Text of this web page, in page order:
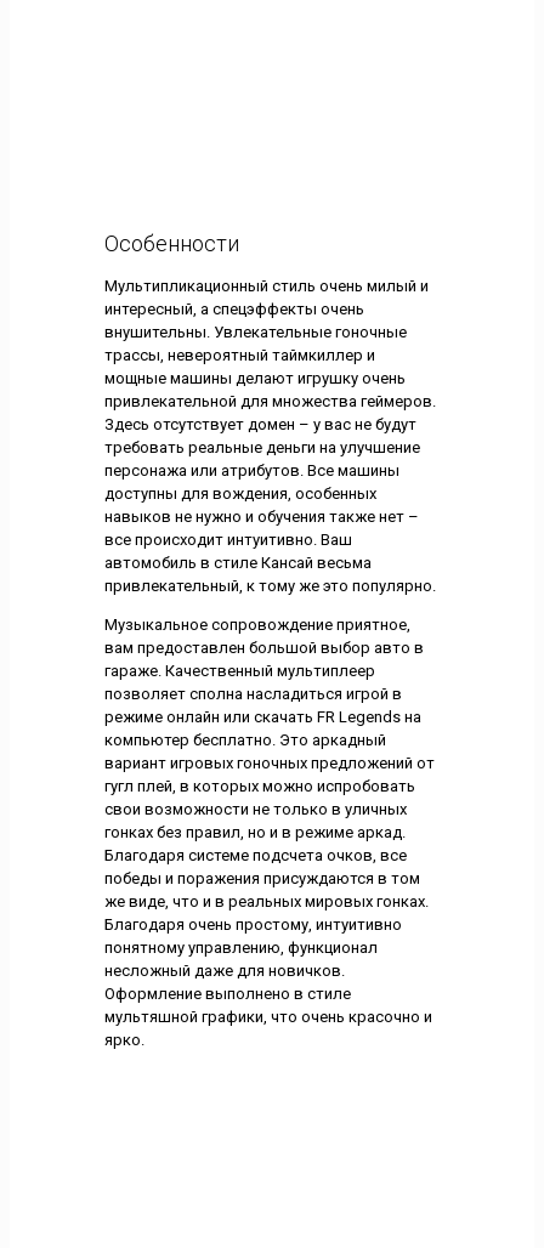
Особенности
Мультипликационный стиль очень милый и
интересный, а спецэффекты очень
внушительны. Увлекательные гоночные
трассы, невероятный таймкиллер и
мощные машины делают игрушку очень
привлекательной для множества геймеров.
Здесь отсутствует домен – у вас не будут
требовать реальные деньги на улучшение
персонажа или атрибутов. Все машины
доступны для вождения, особенных
навыков не нужно и обучения также нет –
все происходит интуитивно. Ваш
автомобиль в стиле Кансай весьма
привлекательный, к тому же это популярно.
Музыкальное сопровождение приятное,
вам предоставлен большой выбор авто в
гараже. Качественный мультиплеер
позволяет сполна насладиться игрой в
режиме онлайн или скачать FR Legends на
компьютер бесплатно. Это аркадный
вариант игровых гоночных предложений от
гугл плей, в которых можно испробовать
свои возможности не только в уличных
гонках без правил, но и в режиме аркад.
Благодаря системе подсчета очков, все
победы и поражения присуждаются в том
же виде, что и в реальных мировых гонках.
Благодаря очень простому, интуитивно
понятному управлению, функционал
несложный даже для новичков.
Оформление выполнено в стиле
мультяшной графики, что очень красочно и
ярко.